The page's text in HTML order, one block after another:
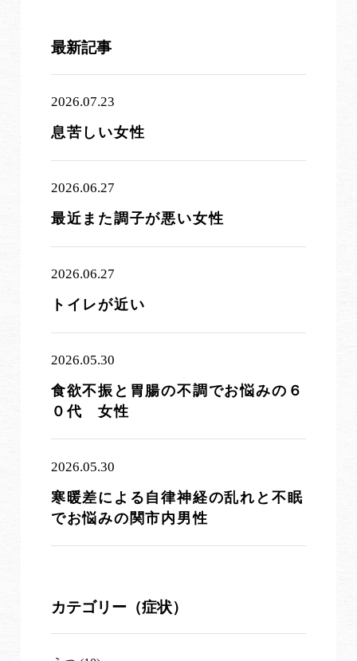
最新記事
2026.07.23
息苦しい女性
2026.06.27
最近また調子が悪い女性
2026.06.27
トイレが近い
2026.05.30
食欲不振と胃腸の不調でお悩みの６
０代 女性
2026.05.30
寒暖差による自律神経の乱れと不眠
でお悩みの関市内男性
カテゴリー（症状）